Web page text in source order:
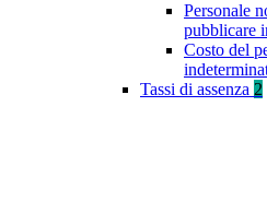
Personale
pubblicare
Costo del
Tassi di assenza 2